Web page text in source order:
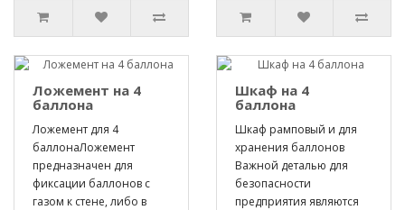
Ложемент на 4
баллона
Ложемент для 4
баллонаЛожемент
предназначен для
фиксации баллонов с
газом к стене, либо в
Шкаф на 4
баллона
Шкаф рамповый и для
хранения баллонов
Важной деталью для
безопасности
предприятия являются